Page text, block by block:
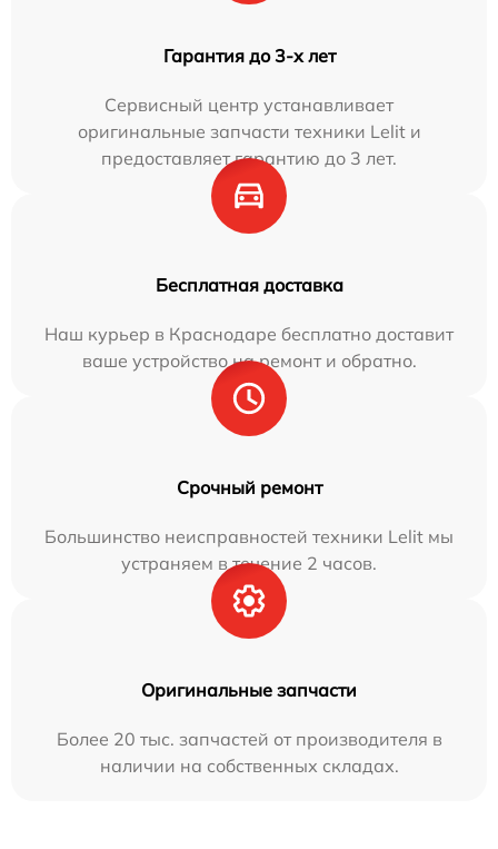
Гарантия до 3-х лет
Сервисный центр устанавливает
оригинальные запчасти техники Lelit и
предоставляет гарантию до 3 лет.
Бесплатная доставка
Наш курьер в Краснодаре бесплатно доставит
ваше устройство на ремонт и обратно.
Срочный ремонт
Большинство неисправностей техники Lelit мы
устраняем в течение 2 часов.
Оригинальные запчасти
Более 20 тыс. запчастей от производителя в
наличии на собственных складах.